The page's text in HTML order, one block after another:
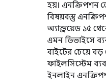
হয়। এনক্রিপশন
বিষয়বস্তু
অ্যান্ড্রয়েড ১৫
এমন ডিভাইসে
বাইটের চেয়ে
ফাইলসিস্টেম
ইনলাইন